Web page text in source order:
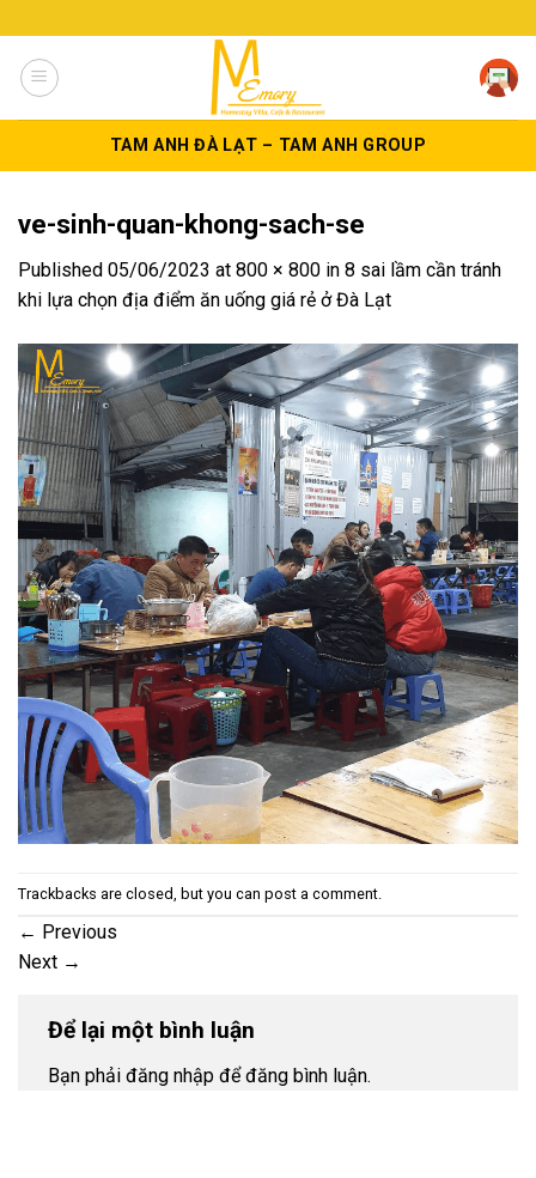
to
content
TAM ANH ĐÀ LẠT – TAM ANH GROUP
ve-sinh-quan-khong-sach-se
Published 05/06/2023 at 800 × 800 in 8 sai lầm cần tránh
khi lựa chọn địa điểm ăn uống giá rẻ ở Đà Lạt
Trackbacks are closed, but you can post a comment
← Previous
Next →
Để lại một bình luận
Bạn phải đăng nhập để đăng bình luận.